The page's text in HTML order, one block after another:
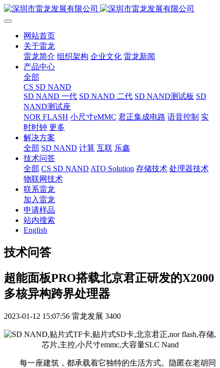
网站首页
关于雷龙
雷龙简介 组织架构 企业文化 雷龙新闻
产品中心
全部
CS SD NAND
SD NAND 一代 SD NAND 二代 SD NAND测试板 SD
NAND测试座
NOR FLASH 小尺寸eMMC 君正集成电路 语音控制 实
时时钟 更多
解决方案
全部 SD NAND 计算 互联 乐鑫
技术问答
全部 CS SD NAND ATO Solution 存储技术 处理器技术
物联网技术
联系雷龙
加入雷龙
申请样品
站内搜索
English
技术问答
超能面板PRO搭载北京君正研发的X2000
多核异构跨界处理器
2023-01-12 15:07:56 雷龙发展 3400
每一座建筑，都承载着它独特的生活方式。隐匿在老胡同